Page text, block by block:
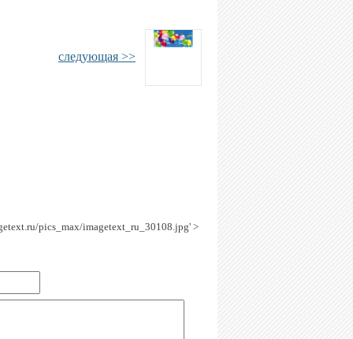
следующая >>
pics_max/imagetext_ru_30108.jpg' >